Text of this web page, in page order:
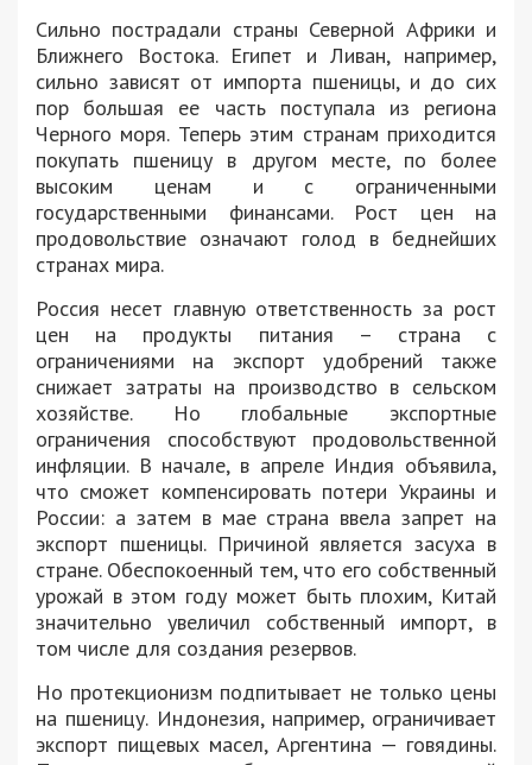
Сильно пострадали страны Северной Африки и
Ближнего Востока. Египет и Ливан, например,
сильно зависят от импорта пшеницы, и до сих
пор большая ее часть поступала из региона
Черного моря. Теперь этим странам приходится
покупать пшеницу в другом месте, по более
высоким ценам и с ограниченными
государственными финансами. Рост цен на
продовольствие означают голод в беднейших
странах мира.
Россия несет главную ответственность за рост
цен на продукты питания – страна с
ограничениями на экспорт удобрений также
снижает затраты на производство в сельском
хозяйстве. Но глобальные экспортные
ограничения способствуют продовольственной
инфляции. В начале, в апреле Индия объявила,
что сможет компенсировать потери Украины и
России: а затем в мае страна ввела запрет на
экспорт пшеницы. Причиной является засуха в
стране. Обеспокоенный тем, что его собственный
урожай в этом году может быть плохим, Китай
значительно увеличил собственный импорт, в
том числе для создания резервов.
Но протекционизм подпитывает не только цены
на пшеницу. Индонезия, например, ограничивает
экспорт пищевых масел, Аргентина — говядины.